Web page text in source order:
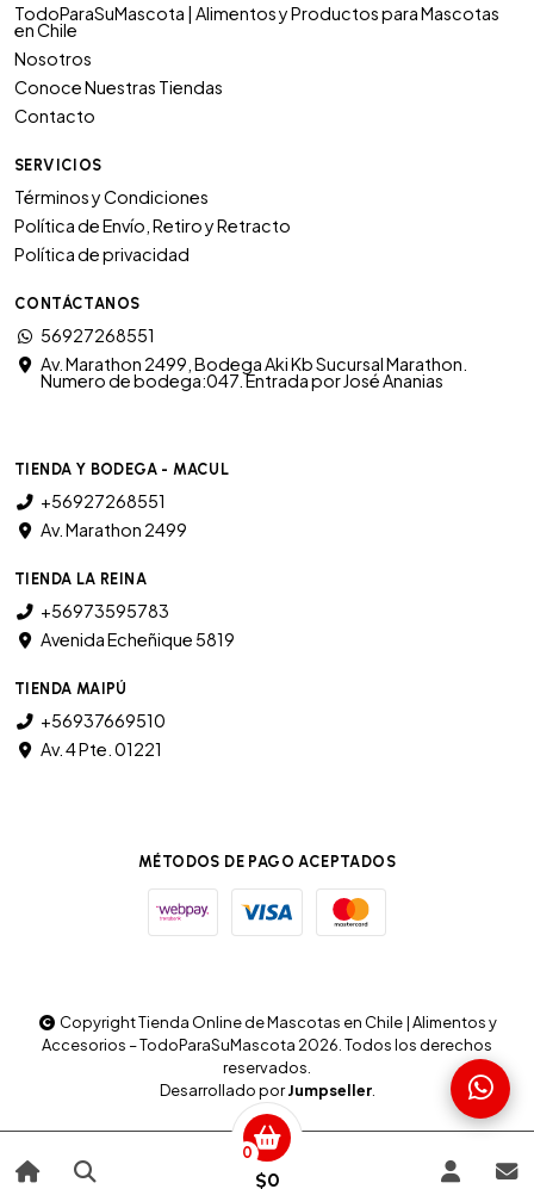
0
$0
TodoParaSuMascota | Alimentos y Productos para Mascotas
en Chile
Nosotros
Conoce Nuestras Tiendas
Contacto
SERVICIOS
Términos y Condiciones
Política de Envío, Retiro y Retracto
Política de privacidad
CONTÁCTANOS
56927268551
Av. Marathon 2499, Bodega Aki Kb Sucursal Marathon.
Numero de bodega:047. Entrada por José Ananias
TIENDA Y BODEGA - MACUL
+56927268551
Av. Marathon 2499
TIENDA LA REINA
+56973595783
Avenida Echeñique 5819
TIENDA MAIPÚ
+56937669510
Av. 4 Pte. 01221
MÉTODOS DE PAGO ACEPTADOS
Copyright Tienda Online de Mascotas en Chile | Alimentos y
Accesorios – TodoParaSuMascota 2026. Todos los derechos
reservados.
Desarrollado porJumpseller.